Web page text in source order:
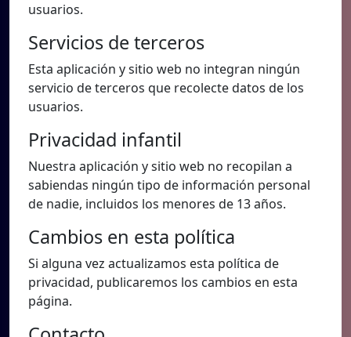
usuarios.
Servicios de terceros
Esta aplicación y sitio web no integran ningún
servicio de terceros que recolecte datos de los
usuarios.
Privacidad infantil
Nuestra aplicación y sitio web no recopilan a
sabiendas ningún tipo de información personal
de nadie, incluidos los menores de 13 años.
Cambios en esta política
Si alguna vez actualizamos esta política de
privacidad, publicaremos los cambios en esta
página.